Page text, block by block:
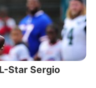
Star Sergio